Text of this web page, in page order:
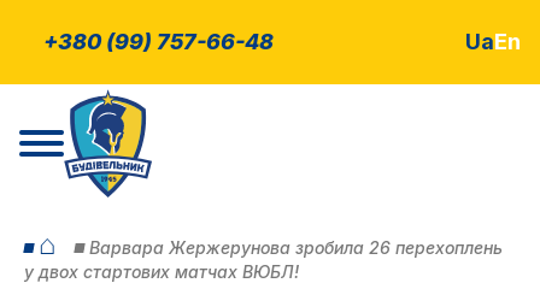
+380 (99) 757-66-48 UaEn
⌂
Варвара Жержерунова зробила 26 перехоплень
у двох стартових матчах ВЮБЛ!